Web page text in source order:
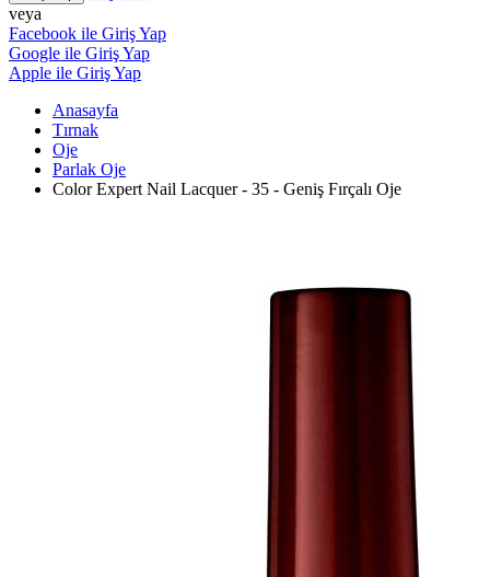
veya
Facebook ile Giriş Yap
Google ile Giriş Yap
Apple ile Giriş Yap
Anasayfa
Tırnak
Oje
Parlak Oje
Color Expert Nail Lacquer - 35 - Geniş Fırçalı Oje